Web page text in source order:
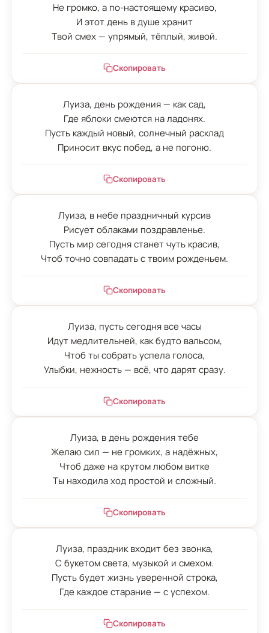
Не громко, а по-настоящему красиво,
И этот день в душе хранит
Твой смех — упрямый, тёплый, живой.
Скопировать
Луиза, день рождения — как сад,
Где яблоки смеются на ладонях.
Пусть каждый новый, солнечный расклад
Приносит вкус побед, а не погоню.
Скопировать
Луиза, в небе праздничный курсив
Рисует облаками поздравленье.
Пусть мир сегодня станет чуть красив,
Чтоб точно совпадать с твоим рожденьем.
Скопировать
Луиза, пусть сегодня все часы
Идут медлительней, как будто вальсом,
Чтоб ты собрать успела голоса,
Улыбки, нежность — всё, что дарят сразу.
Скопировать
Луиза, в день рождения тебе
Желаю сил — не громких, а надёжных,
Чтоб даже на крутом любом витке
Ты находила ход простой и сложный.
Скопировать
Луиза, праздник входит без звонка,
С букетом света, музыкой и смехом.
Пусть будет жизнь уверенной строка,
Где каждое старание — с успехом.
Скопировать